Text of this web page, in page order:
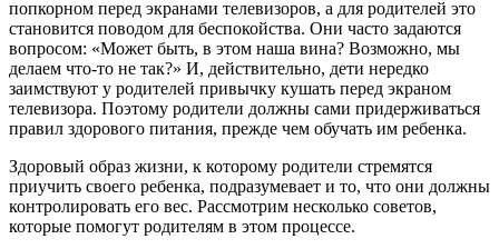
попкорном перед экранами телевизоров, а для родителей это
становится поводом для беспокойства. Они часто задаются
вопросом: «Может быть, в этом наша вина? Возможно, мы
делаем что-то не так?» И, действительно, дети нередко
заимствуют у родителей привычку кушать перед экраном
телевизора. Поэтому родители должны сами придерживаться
правил здорового питания, прежде чем обучать им ребенка.
Здоровый образ жизни, к которому родители стремятся
приучить своего ребенка, подразумевает и то, что они должны
контролировать его вес. Рассмотрим несколько советов,
которые помогут родителям в этом процессе.